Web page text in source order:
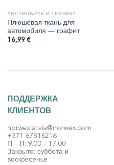
АВТОМОБИЛЬ И ТЕХНИКА
Плюшевая ткань для
автомобиля — графит
16,99 €
ПОДДЕРЖКА
КЛИЕНТОВ
norwexlatvia@norwex.com
+371 67816216
П – П: 9.00 – 17.00
Закрыто: суббота и
воскресенье